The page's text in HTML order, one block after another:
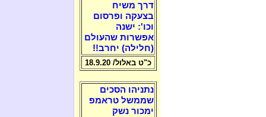
דרך משיח
בצעקה ופרסום
וכו': ישנה
אפשרות שהעולם
(חלילה) יחרב!!
כ"ט באלול/ 18.9.20
נתניהו הסכים
שממשל טראמפ
ימכור נשק